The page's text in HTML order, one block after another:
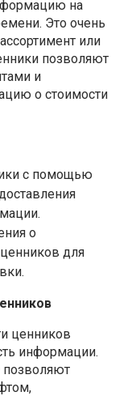
на
Это очень
или
позволяют
и
о стоимости
с помощью
о
для
ценников
информации.